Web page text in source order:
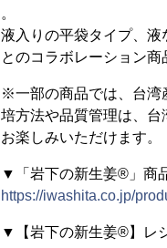
。
液入りの平袋タイプ、
とのコラボレーション商
※一部の商品では、台湾
培方法や品質管理は、
お楽しみいただけます。
▼「岩下の新生姜®」商
https://iwashita.co.jp/
▼【岩下の新生姜®】レ